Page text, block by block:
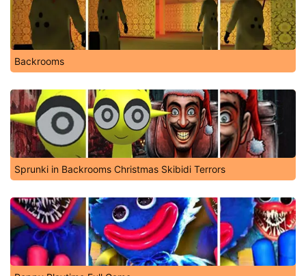
Backrooms
Sprunki in Backrooms Christmas Skibidi Terrors